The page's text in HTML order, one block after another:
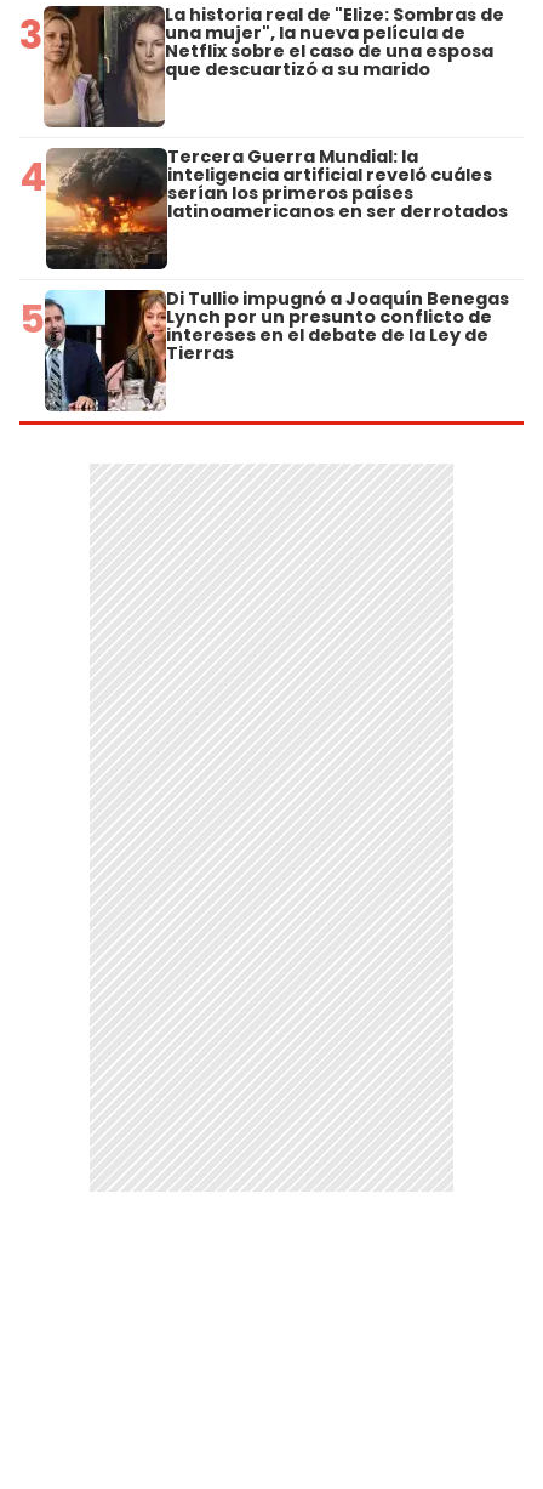
3 La historia real de "Elize: Sombras de
una mujer", la nueva película de
Netflix sobre el caso de una esposa
que descuartizó a su marido
4 Tercera Guerra Mundial: la
inteligencia artificial reveló cuáles
serían los primeros países
latinoamericanos en ser derrotados
5 Di Tullio impugnó a Joaquín Benegas
Lynch por un presunto conflicto de
intereses en el debate de la Ley de
Tierras